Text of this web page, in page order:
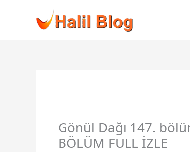
Gönül Dağı 147.
BÖLÜM FULL İZLE